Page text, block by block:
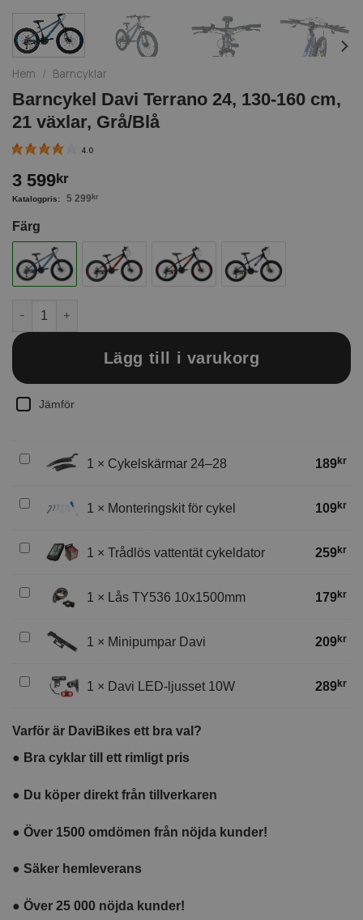
Hem / Barncyklar
Barncykel Davi Terrano 24, 130-160 cm,
21 växlar, Grå/Blå
4.0
3 599kr
5 299 kr
Färg
Barncykel Davi Terrano 24, 130-160 cm, 21 växlar, Grå/Blå
Lägg till i varukorg
Jämför
Cykelskärmar
1 × Cykelskärmar 24–28 189kr
Monteringskit
1 × Monteringskit för cykel 109kr
Trådlös
vattentät
1 × Trådlös vattentät cykeldator 259kr
Lås
10x1500mm
1 × Lås TY536 10x1500mm 179kr
Minipumpar
1 × Minipumpar Davi 209kr
Davi
10W
1 × Davi LED-ljusset 10W 289kr
Varför är DaviBikes ett bra val?
● Bra cyklar till ett rimligt pris
● Du köper direkt från tillverkaren
● Över 1500 omdömen från nöjda kunder!
● Säker hemleverans
● Över 25 000 nöjda kunder!